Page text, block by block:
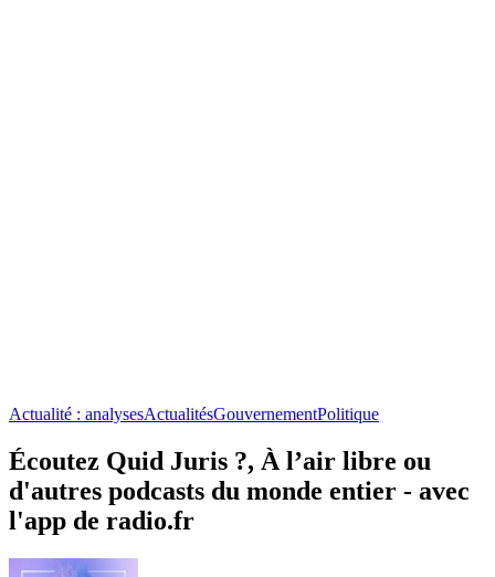
Actualité : analysesActualitésGouvernementPolitique
Écoutez Quid Juris ?, À l’air libre ou
d'autres podcasts du monde entier - avec
l'app de radio.fr